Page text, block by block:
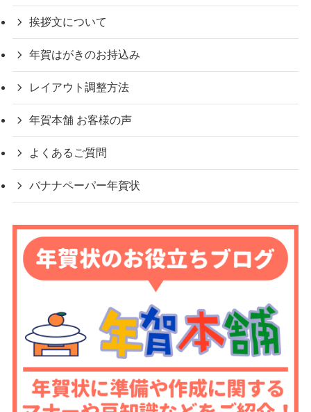
挨拶文について
年賀はがきのお持込み
レイアウト調整方法
年賀本舗 お客様の声
よくあるご質問
バナナペーパー年賀状